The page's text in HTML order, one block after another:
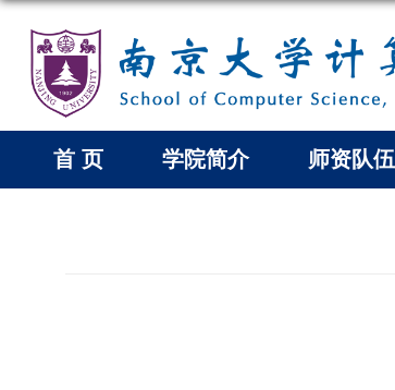
首 页 学院简介 师资队伍